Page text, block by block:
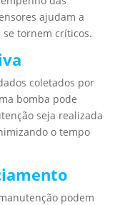
ajudam a
tornem críticos.
coletados por
bomba pode
seja realizada
o tempo
podem